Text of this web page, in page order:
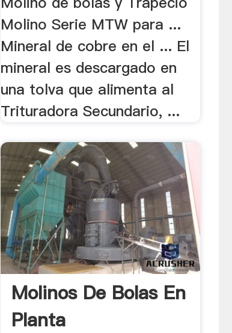
Molino Serie MTW para ...
Mineral de cobre en el ... El
mineral es descargado en
una tolva que alimenta al
Trituradora Secundario, ...
Molinos De Bolas En
Planta